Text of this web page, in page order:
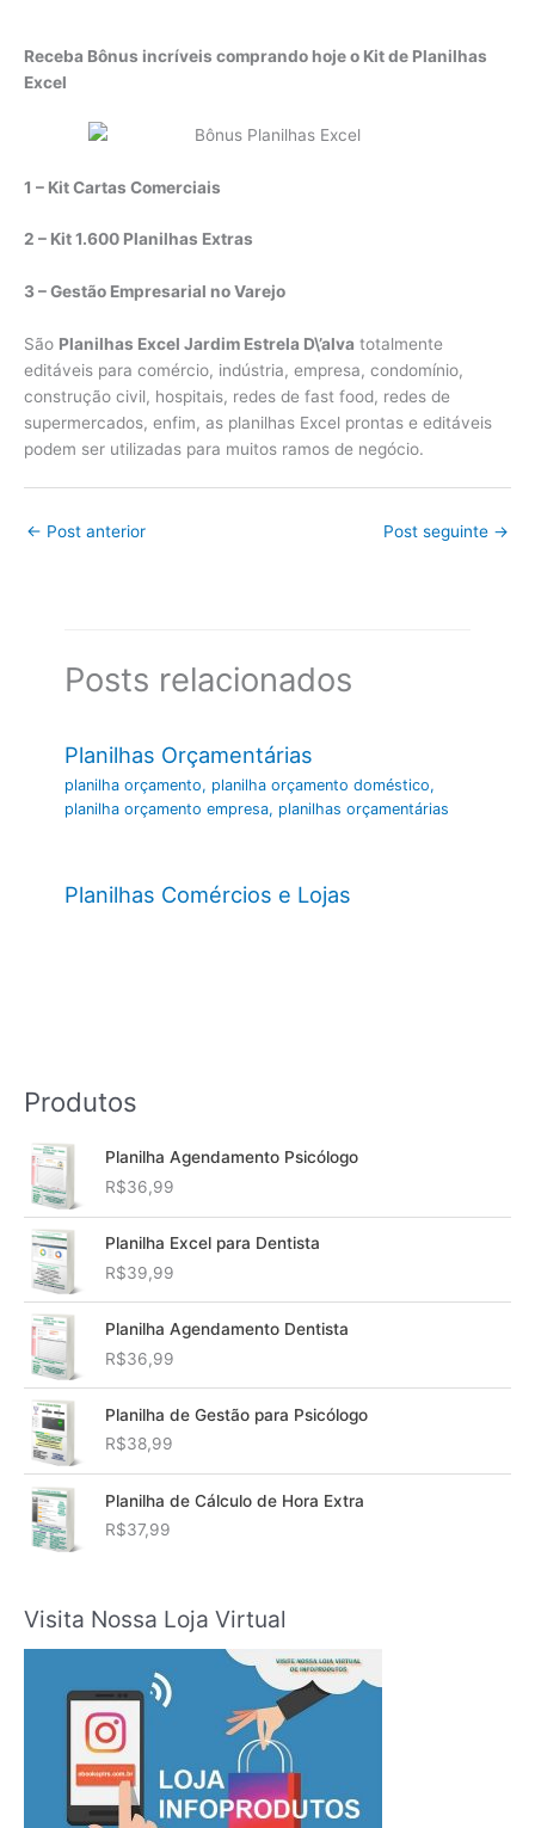
Receba Bônus incríveis comprando hoje o Kit de Planilhas
Excel
1 – Kit Cartas Comerciais
2 – Kit 1.600 Planilhas Extras
3 – Gestão Empresarial no Varejo
São Planilhas Excel Jardim Estrela D\’alva totalmente
editáveis para comércio, indústria, empresa, condomínio,
construção civil, hospitais, redes de fast food, redes de
supermercados, enfim, as planilhas Excel prontas e editáveis
podem ser utilizadas para muitos ramos de negócio.
← Post anterior Post seguinte →
Posts relacionados
Planilhas Orçamentárias
planilha orçamento, planilha orçamento doméstico,
planilha orçamento empresa, planilhas orçamentárias
Planilhas Comércios e Lojas
Produtos
Planilha Agendamento Psicólogo
R$36,99
Planilha Excel para Dentista
R$39,99
Planilha Agendamento Dentista
R$36,99
Planilha de Gestão para Psicólogo
R$38,99
Planilha de Cálculo de Hora Extra
R$37,99
Visita Nossa Loja Virtual